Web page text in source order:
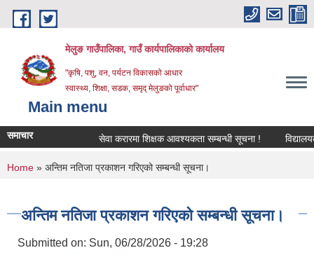
Skip to main content
मेलुङ गाउँपालिका, गाउँ कार्यपालिकाको कार्यालय
"कृषि, पशु, वन, पर्यटन विकासको आधार
स्वास्थ्य, शिक्षा, सडक, समृद् मेलुङको पूर्वाधार"
Main menu
समाचार सेवा करारमा शिक्षक आवश्‍यकता सम्बन्धी सूचना !
You are here
Home » अन्तिम नतिजा प्रकाशन गरिएको सम्बन्धी सूचना।
अन्तिम नतिजा प्रकाशन गरिएको सम्बन्धी सूचना।
Submitted on: Sun, 06/28/2026 - 19:28